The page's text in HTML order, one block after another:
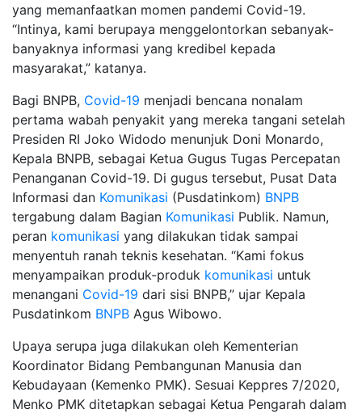
yang memanfaatkan momen pandemi Covid-19.
“Intinya, kami berupaya menggelontorkan sebanyak-
banyaknya informasi yang kredibel kepada
masyarakat,” katanya.
Bagi BNPB, Covid-19 menjadi bencana nonalam
pertama wabah penyakit yang mereka tangani setelah
Presiden RI Joko Widodo menunjuk Doni Monardo,
Kepala BNPB, sebagai Ketua Gugus Tugas Percepatan
Penanganan Covid-19. Di gugus tersebut, Pusat Data
Informasi dan Komunikasi (Pusdatinkom) BNPB
tergabung dalam Bagian Komunikasi Publik. Namun,
peran komunikasi yang dilakukan tidak sampai
menyentuh ranah teknis kesehatan. “Kami fokus
menyampaikan produk-produk komunikasi untuk
menangani Covid-19 dari sisi BNPB,” ujar Kepala
Pusdatinkom BNPB Agus Wibowo.
Upaya serupa juga dilakukan oleh Kementerian
Koordinator Bidang Pembangunan Manusia dan
Kebudayaan (Kemenko PMK). Sesuai Keppres 7/2020,
Menko PMK ditetapkan sebagai Ketua Pengarah dalam